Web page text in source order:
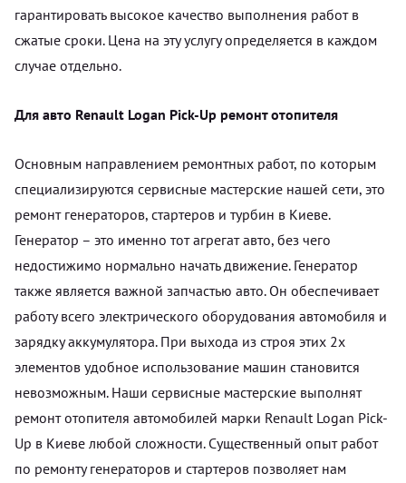
гарантировать высокое качество выполнения работ в
сжатые сроки. Цена на эту услугу определяется в каждом
случае отдельно.
Для авто Renault Logan Pick-Up ремонт отопителя
Основным направлением ремонтных работ, по которым
специализируются сервисные мастерские нашей сети, это
ремонт генераторов, стартеров и турбин в Киеве.
Генератор – это именно тот агрегат авто, без чего
недостижимо нормально начать движение. Генератор
также является важной запчастью авто. Он обеспечивает
работу всего электрического оборудования автомобиля и
зарядку аккумулятора. При выхода из строя этих 2х
элементов удобное использование машин становится
невозможным. Наши сервисные мастерские выполнят
ремонт отопителя автомобилей марки Renault Logan Pick-
Up в Киеве любой сложности. Существенный опыт работ
по ремонту генераторов и стартеров позволяет нам